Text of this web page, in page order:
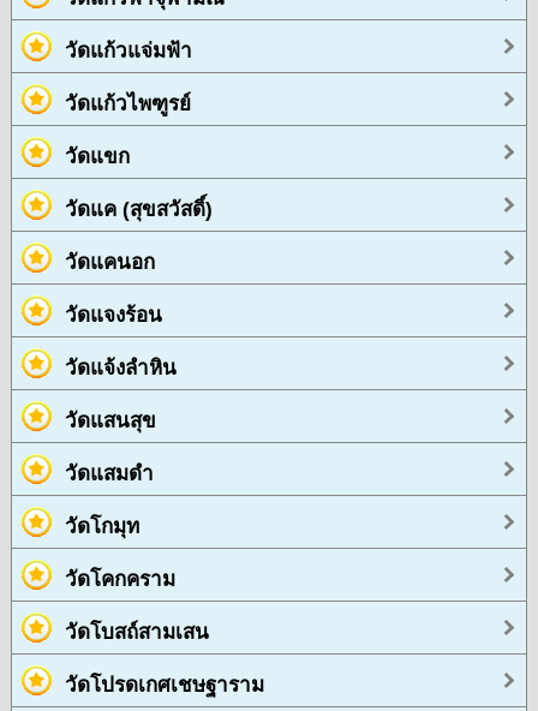
วัดแก้วแจ่มฟ้า
วัดแก้วไพฑูรย์
วัดแขก
วัดแค (สุขสวัสดิ์)
วัดแคนอก
วัดแจงร้อน
วัดแจ้งลำหิน
วัดแสนสุข
วัดแสมดำ
วัดโกมุท
วัดโคกคราม
วัดโบสถ์สามเสน
วัดโปรดเกศเชษฐาราม